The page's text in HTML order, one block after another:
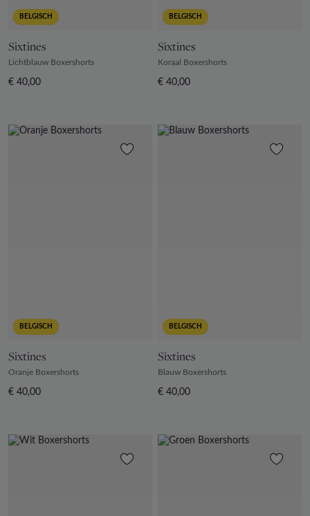
BELGISCH
Sixtines
Lichtblauw Boxershorts
€ 40,00
BELGISCH
Sixtines
Koraal Boxershorts
€ 40,00
BELGISCH
Sixtines
Oranje Boxershorts
€ 40,00
BELGISCH
Sixtines
Blauw Boxershorts
€ 40,00